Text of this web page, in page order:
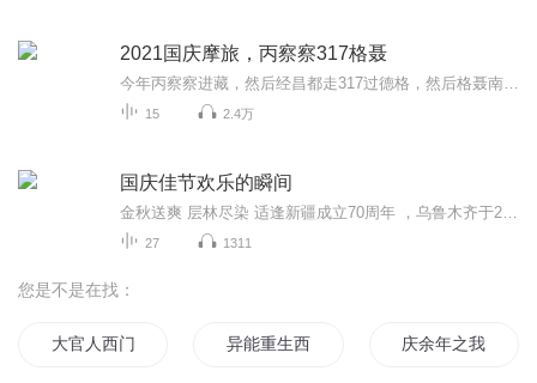
2021国庆摩旅，丙察察317格聂
15 2.4万
国庆佳节欢乐的瞬间
27 1311
您是不是在找：
大官人西门庆 异能重生西门庆 庆余年之我叫王